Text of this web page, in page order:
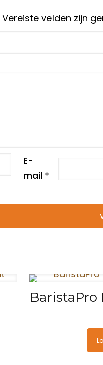
Vereiste velden zijn
E-
mail *
BaristaPro